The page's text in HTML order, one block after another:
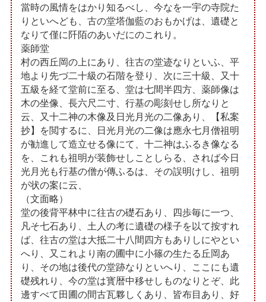
當時の風情をはかり知るべし、今なを一宇の寺院た
りといへども、古の堂塔伽藍のおもかげは、遺礎と
なりて僅に阡陌のあいだにのこれり。
薬師堂
村の西丘岡の上にあり、往古の堂迹なりといふ、平
地より先づ二十級の石階を登り、次に三十級、又十
五級を経て堂前に至る、堂は七間半四方、薬師像は
木の坐像、長六尺二寸、行基の彫刻せし所なりと
云、又十二神の木像及日光月光の二像あり、【私案
抄】を閲するに、日光月光の二像は應永七月僧祖明
が勧進して造立せる像にて、十二神はふるき像なる
を、これも祖明が装飾せしことしらる、されば今日
光月光も行基の僧が傳ふるは、その誤明けし、祖明
が状の案に云、
（文面略）
堂の後背平林中に往古の礎石あり、四歩毎に一つ、
凡そ七石あり、土人の考に遺礎の様子を以て按すれ
ば、往古の堂は大抵二十八間四方もありしにやとい
へり、又これより南の圃中に小篠の生たる丘岡あ
り、その地は後代の堂跡なりといへり、ここにも遺
礎残れり、今の堂は寳暦中移せしものなりとぞ、此
邊すべて田圃の間古瓦夥しくあり、皆布目あり、好